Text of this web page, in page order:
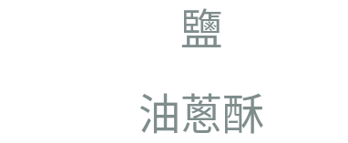
鹽
油蔥酥